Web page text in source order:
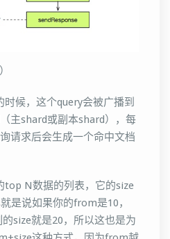
候，这个query会被广播到
主shard或副本shard），每
请求后会生成一个命中文档
top N数据的列表，它的size
是说如果你的from是10，
size就是20，所以这也是为